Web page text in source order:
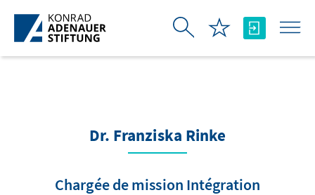
Saut au contenu principal
Dr. Franziska Rinke
Chargée de mission Intégration